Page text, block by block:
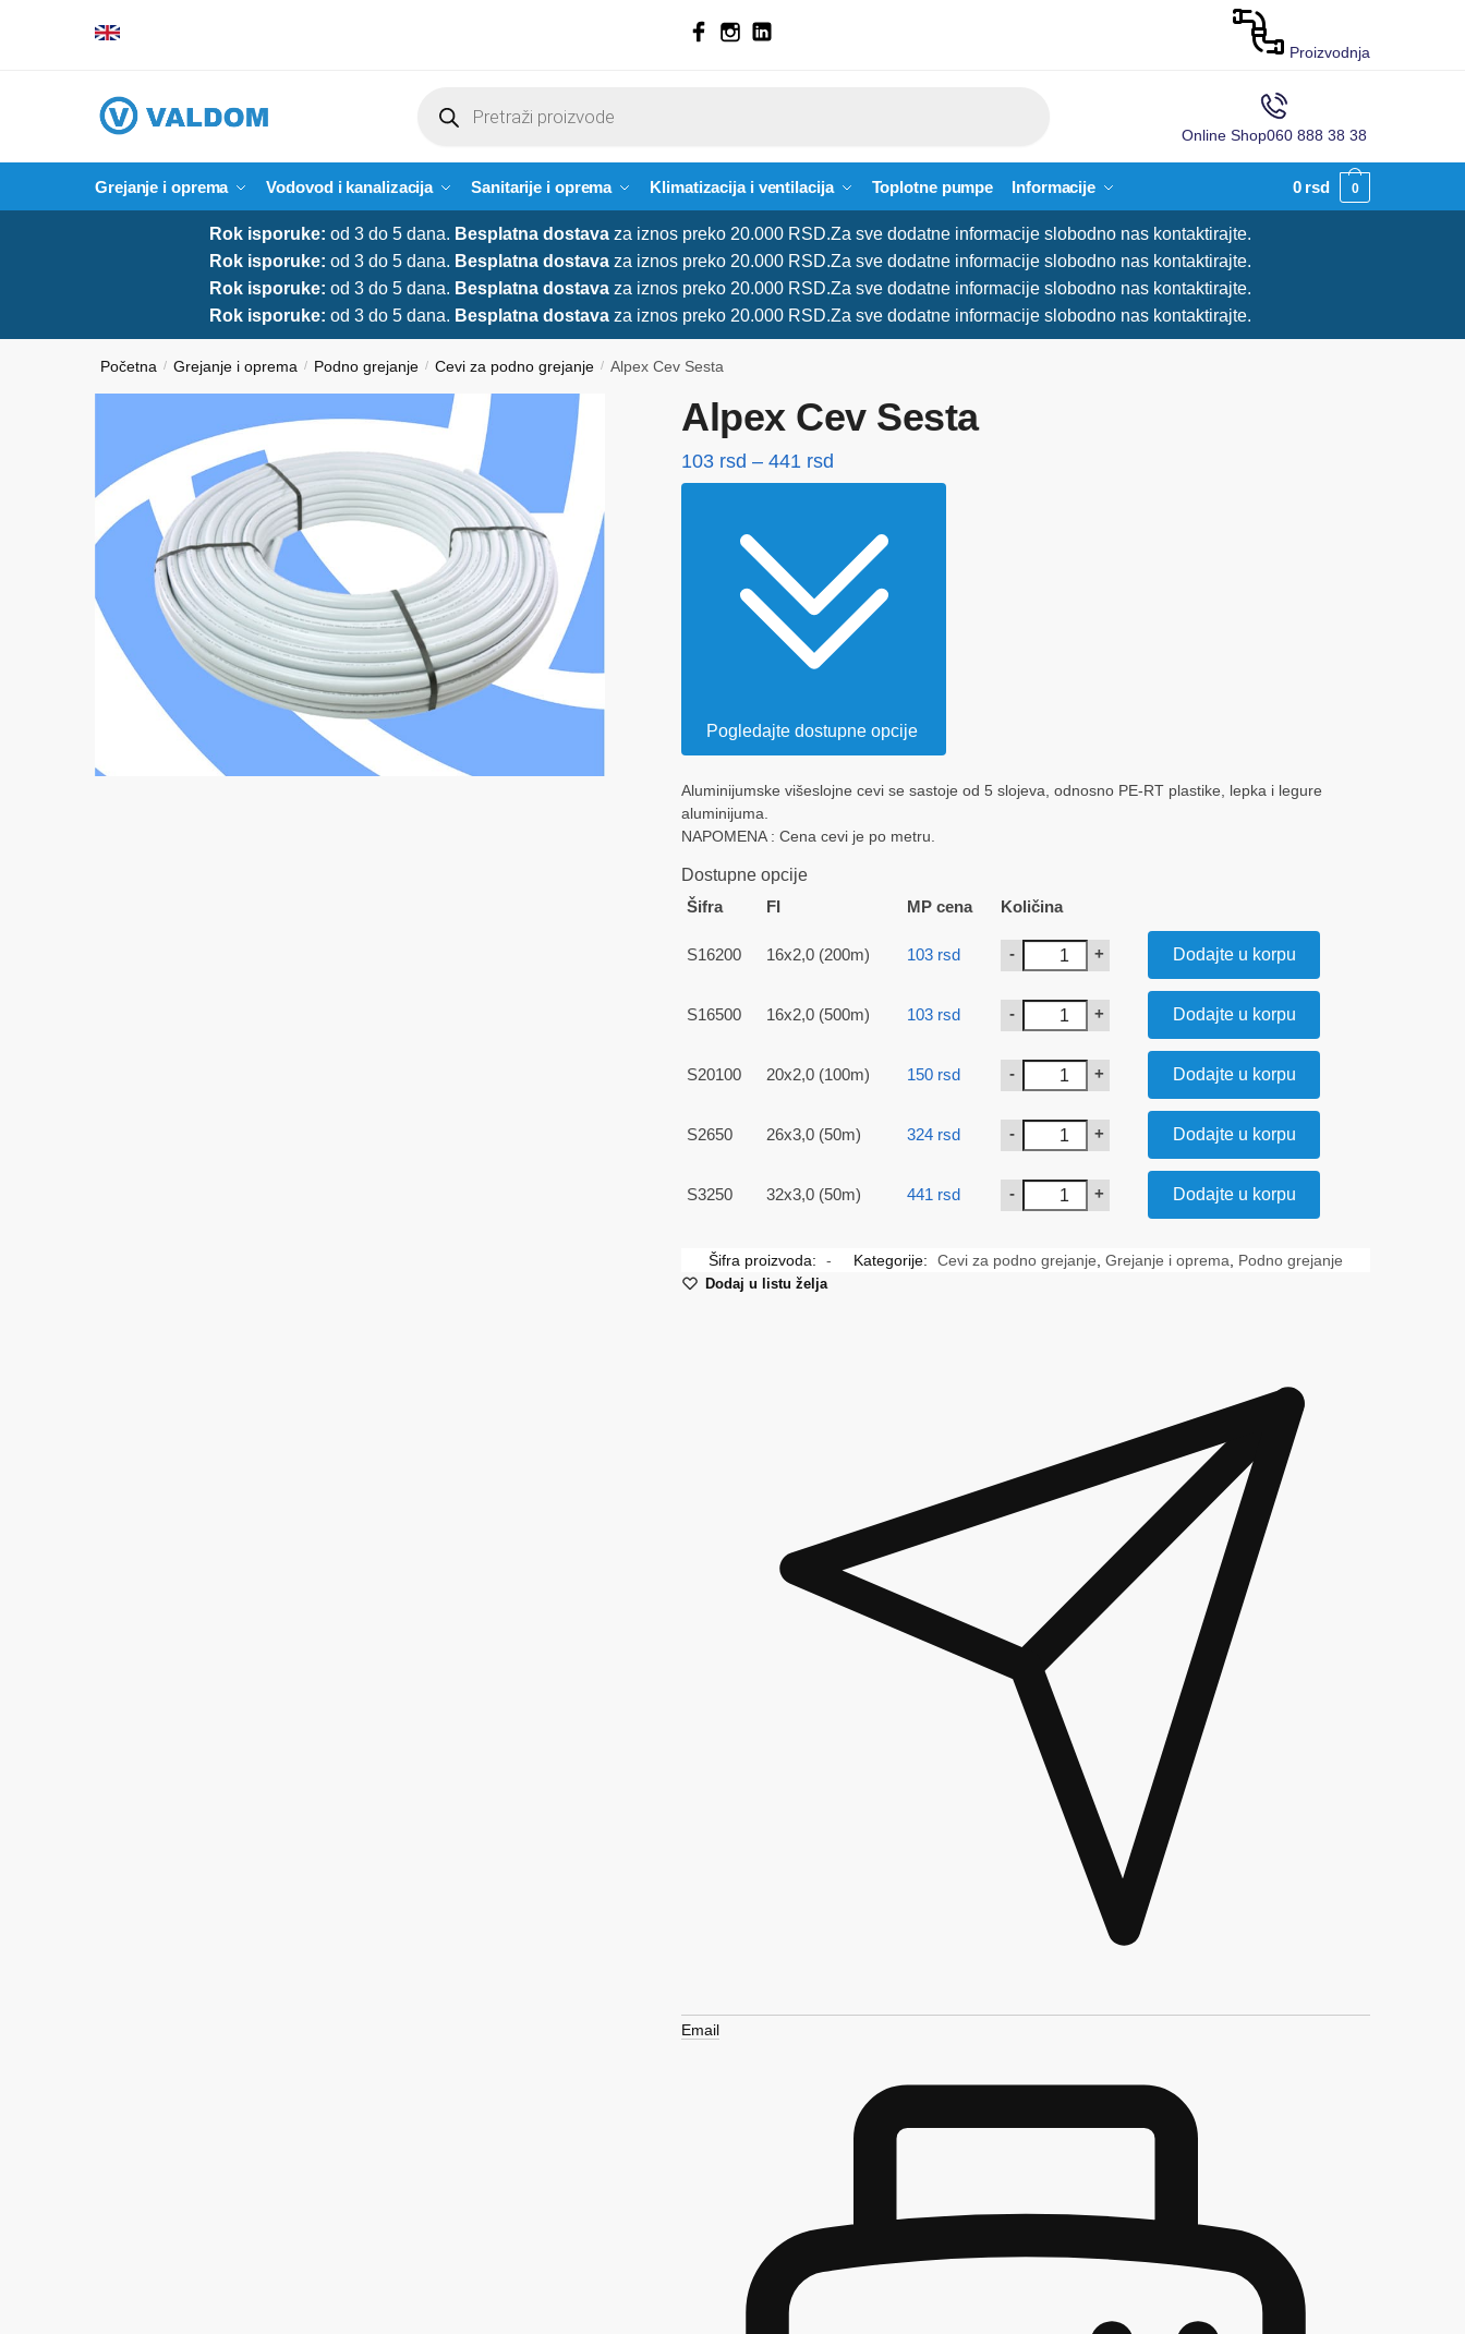
Proizvodnja
search
Online Shop060 888 38 38
Grejanje i oprema Vodovod i kanalizacija Sanitarije i oprema Klimatizacija i ventilacija Toplotne pumpe Informacije 0 rsd 0
Rok isporuke: od 3 do 5 dana. Besplatna dostava za iznos preko 20.000 RSD.Za sve dodatne informacije slobodno nas kontaktirajte.
Rok isporuke: od 3 do 5 dana. Besplatna dostava za iznos preko 20.000 RSD.Za sve dodatne informacije slobodno nas kontaktirajte.
Rok isporuke: od 3 do 5 dana. Besplatna dostava za iznos preko 20.000 RSD.Za sve dodatne informacije slobodno nas kontaktirajte.
Rok isporuke: od 3 do 5 dana. Besplatna dostava za iznos preko 20.000 RSD.Za sve dodatne informacije slobodno nas kontaktirajte.
Početna / Grejanje i oprema / Podno grejanje / Cevi za podno grejanje / Alpex Cev Sesta
Alpex Cev Sesta
103 rsd – 441 rsd
103 rsd
do
441 rsd
Pogledajte dostupne opcije
Aluminijumske višeslojne cevi se sastoje od 5 slojeva, odnosno PE-RT plastike, lepka i legure
aluminijuma.
NAPOMENA : Cena cevi je po metru.
Dostupne opcije
Šifra
FI MP cena Količina
S16200 16x2,0 (200m) 103 rsd - + Dodajte u korpu
S16500 16x2,0 (500m) 103 rsd - + Dodajte u korpu
S20100 20x2,0 (100m) 150 rsd - + Dodajte u korpu
S2650 26x3,0 (50m) 324 rsd - + Dodajte u korpu
S3250 32x3,0 (50m) 441 rsd - + Dodajte u korpu
Šifra proizvoda: - Kategorije: Cevi za podno grejanje ,Grejanje i oprema Podno grejanje
Dodaj u listu želja
Email